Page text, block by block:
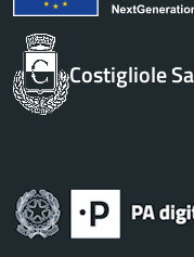
Costigliole